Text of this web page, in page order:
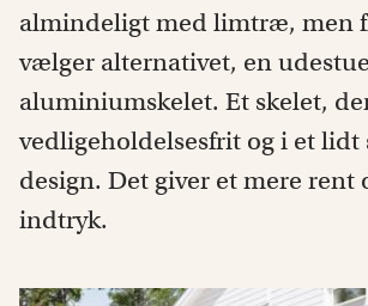
almindeligt med limtræ, men
vælger alternativet, en
aluminiumskelet. Et skelet,
vedligeholdelsesfrit og i et lidt
design. Det giver et mere rent
indtryk.